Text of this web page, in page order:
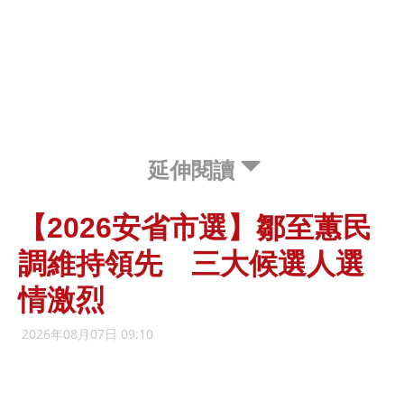
延伸閱讀
【2026安省市選】鄒至蕙民
調維持領先 三大候選人選
情激烈
2026年08月07日 09:10